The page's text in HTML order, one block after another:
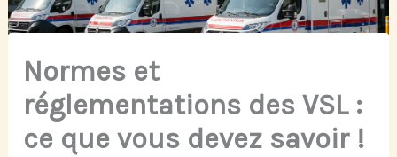
Normes et
réglementations des VSL :
ce que vous devez savoir !